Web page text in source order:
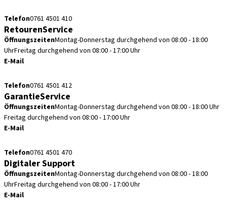
Telefon0761 4501 410
RetourenService
ÖffnungszeitenMontag-Donnerstag durchgehend von 08:00 - 18:00
UhrFreitag durchgehend von 08:00 - 17:00 Uhr
E-Mail
Telefon0761 4501 412
GarantieService
ÖffnungszeitenMontag-Donnerstag durchgehend von 08:00 - 18:00 Uhr
Freitag durchgehend von 08:00 - 17:00 Uhr
E-Mail
Telefon0761 4501 470
Digitaler Support
ÖffnungszeitenMontag-Donnerstag durchgehend von 08:00 - 18:00
UhrFreitag durchgehend von 08:00 - 17:00 Uhr
E-Mail